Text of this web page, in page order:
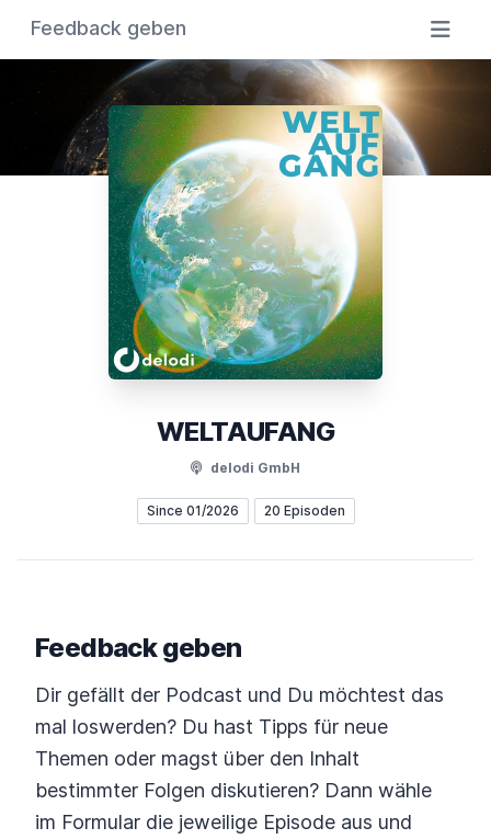
Feedback geben
WELTAUFANG
delodi GmbH
Since 01/2026 20 Episoden
Feedback geben
Dir gefällt der Podcast und Du möchtest das
mal loswerden? Du hast Tipps für neue
Themen oder magst über den Inhalt
bestimmter Folgen diskutieren? Dann wähle
im Formular die jeweilige Episode aus und